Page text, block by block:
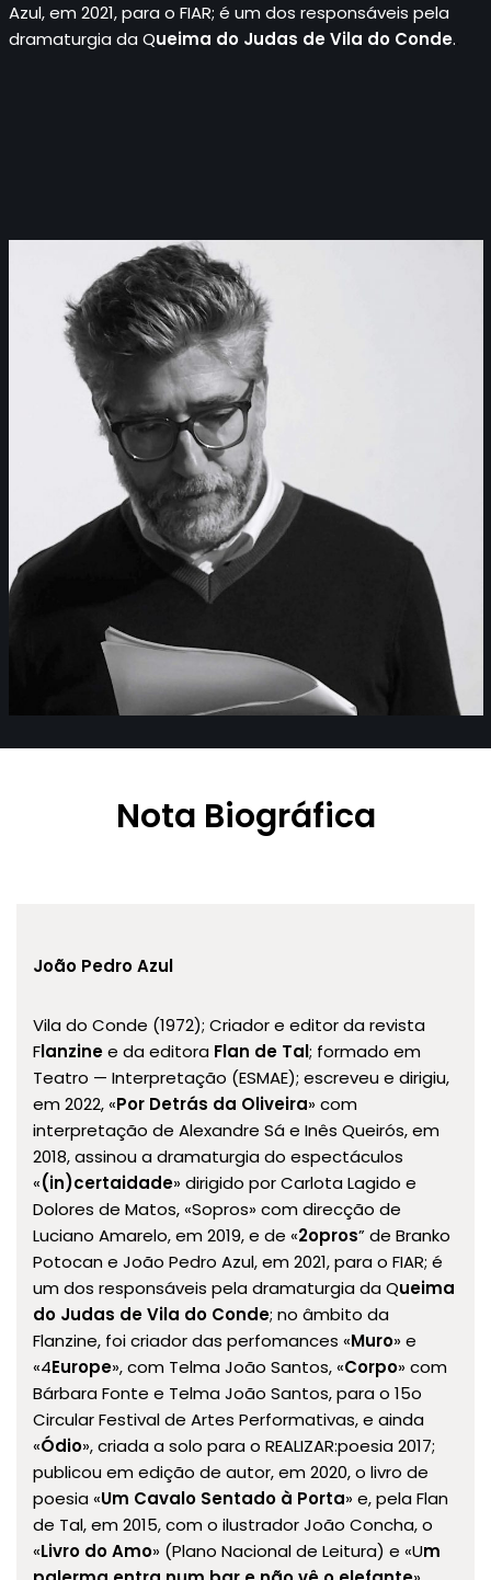
Azul, em 2021, para o FIAR; é um dos responsáveis pela
dramaturgia da Queima do Judas de Vila do Conde..
Nota Biográfica
João Pedro Azul
Vila do Conde (1972); Criador e editor da revista
Flanzinee da editora Flan de Tal; formado em
Teatro — Interpretação (ESMAE); escreveu e dirigiu,
em 2022, «Por Detrás da Oliveira» com
interpretação de Alexandre Sá e Inês Queirós, em
2018, assinou a dramaturgia do espectáculos
«(in)certaidade» dirigido por Carlota Lagido e
Dolores de Matos, «Sopros» com direcção de
Luciano Amarelo, em 2019, e de «2opros” de Branko
Potocan e João Pedro Azul, em 2021, para o FIAR; é
um dos responsáveis pela dramaturgia da Queima
do Judas de Vila do Conde; no âmbito da
Flanzine, foi criador das perfomances «Muro» e
«4Europe», com Telma João Santos, «Corpo» com
Bárbara Fonte e Telma João Santos, para o 15o
Circular Festival de Artes Performativas, e ainda
«Ódio», criada a solo para o REALIZAR:poesia 2017;
publicou em edição de autor, em 2020, o livro de
poesia «Um Cavalo Sentado à Porta» e, pela Flan
de Tal, em 2015, com o ilustrador João Concha, o
«Livro do Amo» (Plano Nacional de Leitura) e «Um